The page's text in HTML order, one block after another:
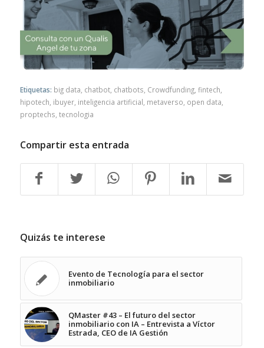
Etiquetas: big data chatbot, chatbots Crowdfunding, fintech
hipotech ibuyer, inteligencia artificial metaverso open data
proptechs tecnologia
Compartir esta entrada
Quizás te interese
Evento de Tecnología para el sector
inmobiliario
QMaster #43 – El futuro del sector
inmobiliario con IA – Entrevista a Víctor
Estrada, CEO de IA Gestión